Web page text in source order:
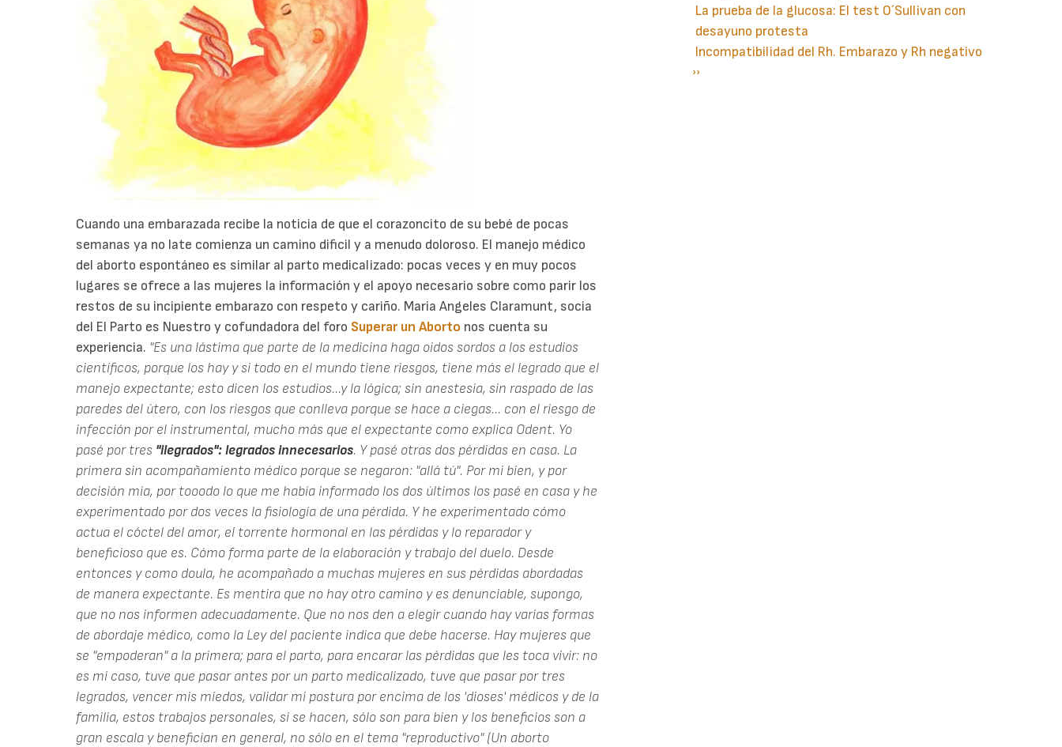
Cuando una embarazada recibe la noticia de que el corazoncito de su bebé de pocas
semanas ya no late comienza un camino dificil y a menudo doloroso. El manejo médico
del aborto espontáneo es similar al parto medicalizado: pocas veces y en muy pocos
lugares se ofrece a las mujeres la información y el apoyo necesario sobre como parir los
restos de su incipiente embarazo con respeto y cariño. Maria Angeles Claramunt, socia
del El Parto es Nuestro y cofundadora del foro Superar un Aborto nos cuenta su
experiencia. "Es una lástima que parte de la medicina haga oidos sordos a los estudios
científicos, porque los hay y si todo en el mundo tiene riesgos, tiene más el legrado que el
manejo expectante; esto dicen los estudios...y la lógica; sin anestesia, sin raspado de las
paredes del útero, con los riesgos que conlleva porque se hace a ciegas... con el riesgo de
infección por el instrumental, mucho más que el expectante como explica Odent. Yo
pasé por tres "ilegrados": legrados innecesarios. Y pasé otras dos pérdidas en casa. La
primera sin acompañamiento médico porque se negaron: "allá tú". Por mi bien, y por
decisión mía, por tooodo lo que me había informado los dos últimos los pasé en casa y he
experimentado por dos veces la fisiología de una pérdida. Y he experimentado cómo
actua el cóctel del amor, el torrente hormonal en las pérdidas y lo reparador y
beneficioso que es. Cómo forma parte de la elaboración y trabajo del duelo. Desde
entonces y como doula, he acompañado a muchas mujeres en sus pérdidas abordadas
de manera expectante. Es mentira que no hay otro camino y es denunciable, supongo,
que no nos informen adecuadamente. Que no nos den a elegir cuando hay varias formas
de abordaje médico, como la Ley del paciente indica que debe hacerse. Hay mujeres que
se "empoderan" a la primera; para el parto, para encarar las pérdidas que les toca vivir: no
es mi caso, tuve que pasar antes por un parto medicalizado, tuve que pasar por tres
legrados, vencer mis miedos, validar mi postura por encima de los 'dioses' médicos y de la
familia, estos trabajos personales, si se hacen, sólo son para bien y los beneficios son a
gran escala y benefician en general, no sólo en el tema "reproductivo" (Un aborto
La prueba de la glucosa: El test O´Sullivan con
desayuno protesta
Incompatibilidad del Rh. Embarazo y Rh negativo
Paginación
Siguiente
››